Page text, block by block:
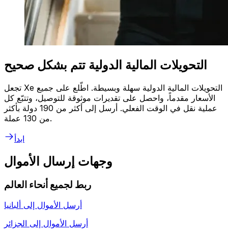
التحويلات المالية الدولية تتم بشكل صحيح
تجعل Xe التحويلات المالية الدولية سهلة وبسيطة. اطّلع على جميع
الأسعار مقدماً، واحصل على تقديرات موثوقة للتوصيل، وتتبّع كل
عملية نقل في الوقت الفعلي. أرسل إلى أكثر من 190 دولة بأكثر
من 130 عملة.
ابدأ
وجهات إرسال الأموال
ربط لجميع أنحاء العالم
أرسل الأموال إلى ألبانيا
أرسل الأموال إلى الجزائر